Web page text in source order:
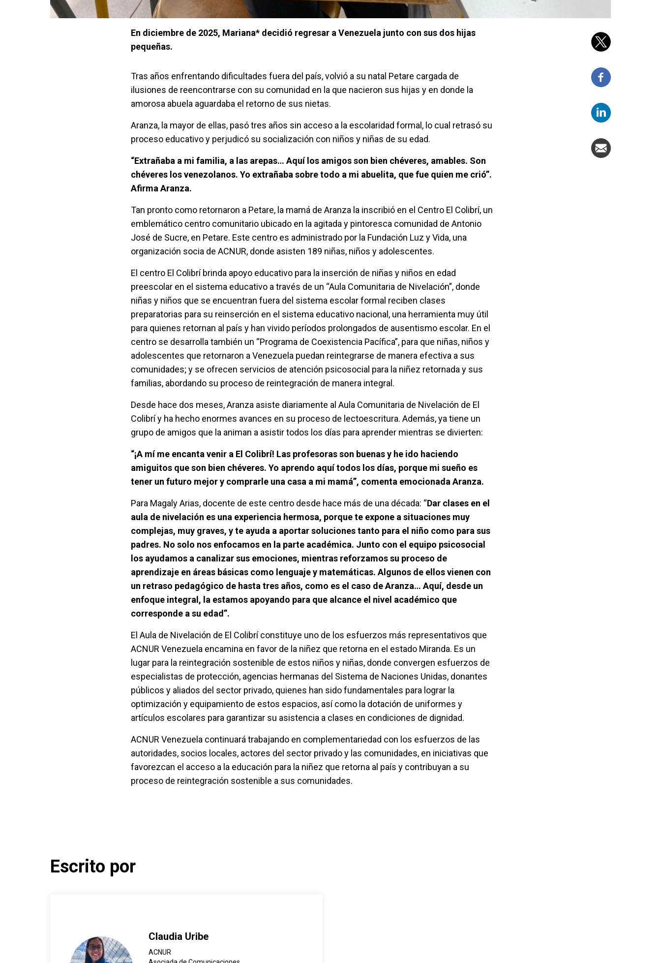
En diciembre de 2025, Mariana* decidió regresar a Venezuela junto con sus dos hijas
pequeñas.
Tras años enfrentando dificultades fuera del país, volvió a su natal Petare cargada de
ilusiones de reencontrarse con su comunidad en la que nacieron sus hijas y en donde la
amorosa abuela aguardaba el retorno de sus nietas.
Aranza, la mayor de ellas, pasó tres años sin acceso a la escolaridad formal, lo cual retrasó su
proceso educativo y perjudicó su socialización con niños y niñas de su edad.
“Extrañaba a mi familia, a las arepas… Aquí los amigos son bien chéveres, amables. Son
chéveres los venezolanos. Yo extrañaba sobre todo a mi abuelita, que fue quien me crió”.
Afirma Aranza.
Tan pronto como retornaron a Petare, la mamá de Aranza la inscribió en el Centro El Colibrí, un
emblemático centro comunitario ubicado en la agitada y pintoresca comunidad de Antonio
José de Sucre, en Petare. Este centro es administrado por la Fundación Luz y Vida, una
organización socia de ACNUR, donde asisten 189 niñas, niños y adolescentes.
El centro El Colibrí brinda apoyo educativo para la inserción de niñas y niños en edad
preescolar en el sistema educativo a través de un “Aula Comunitaria de Nivelación”, donde
niñas y niños que se encuentran fuera del sistema escolar formal reciben clases
preparatorias para su reinserción en el sistema educativo nacional, una herramienta muy útil
para quienes retornan al país y han vivido períodos prolongados de ausentismo escolar. En el
centro se desarrolla también un “Programa de Coexistencia Pacífica”, para que niñas, niños y
adolescentes que retornaron a Venezuela puedan reintegrarse de manera efectiva a sus
comunidades; y se ofrecen servicios de atención psicosocial para la niñez retornada y sus
familias, abordando su proceso de reintegración de manera integral.
Desde hace dos meses, Aranza asiste diariamente al Aula Comunitaria de Nivelación de El
Colibrí y ha hecho enormes avances en su proceso de lectoescritura. Además, ya tiene un
grupo de amigos que la animan a asistir todos los días para aprender mientras se divierten:
“¡A mí me encanta venir a El Colibrí! Las profesoras son buenas y he ido haciendo
amiguitos que son bien chéveres. Yo aprendo aquí todos los días, porque mi sueño es
tener un futuro mejor y comprarle una casa a mi mamá”, comenta emocionada Aranza.
Para Magaly Arias, docente de este centro desde hace más de una década: “Dar clases en el
aula de nivelación es una experiencia hermosa, porque te expone a situaciones muy
complejas, muy graves, y te ayuda a aportar soluciones tanto para el niño como para sus
padres. No solo nos enfocamos en la parte académica. Junto con el equipo psicosocial
los ayudamos a canalizar sus emociones, mientras reforzamos su proceso de
aprendizaje en áreas básicas como lenguaje y matemáticas. Algunos de ellos vienen con
un retraso pedagógico de hasta tres años, como es el caso de Aranza… Aquí, desde un
enfoque integral, la estamos apoyando para que alcance el nivel académico que
corresponde a su edad”.
El Aula de Nivelación de El Colibrí constituye uno de los esfuerzos más representativos que
ACNUR Venezuela encamina en favor de la niñez que retorna en el estado Miranda. Es un
lugar para la reintegración sostenible de estos niños y niñas, donde convergen esfuerzos de
especialistas de protección, agencias hermanas del Sistema de Naciones Unidas, donantes
públicos y aliados del sector privado, quienes han sido fundamentales para lograr la
optimización y equipamiento de estos espacios, así como la dotación de uniformes y
artículos escolares para garantizar su asistencia a clases en condiciones de dignidad.
ACNUR Venezuela continuará trabajando en complementariedad con los esfuerzos de las
autoridades, socios locales, actores del sector privado y las comunidades, en iniciativas que
favorezcan el acceso a la educación para la niñez que retorna al país y contribuyan a su
proceso de reintegración sostenible a sus comunidades.
Escrito por
Claudia Uribe
ACNUR